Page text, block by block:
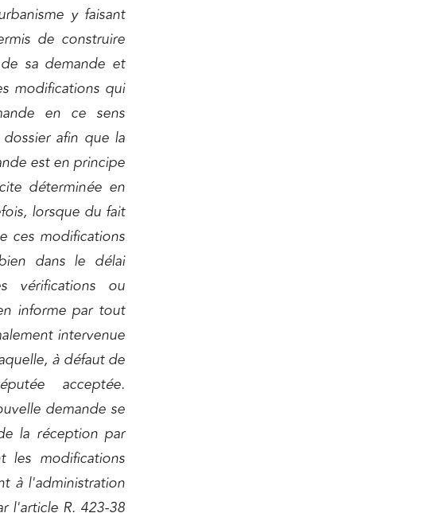
y faisant
de construire
sa demande et
modifications qui
en ce sens
afin que la
est en principe
déterminée en
lorsque du fait
ces modifications
dans le délai
vérifications ou
informe par tout
intervenue
à défaut de
acceptée.
demande se
la réception par
les modifications
à l'administration
l'article R. 423-38